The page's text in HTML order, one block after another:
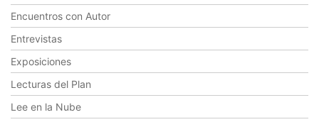
Encuentros con Autor
Entrevistas
Exposiciones
Lecturas del Plan
Lee en la Nube